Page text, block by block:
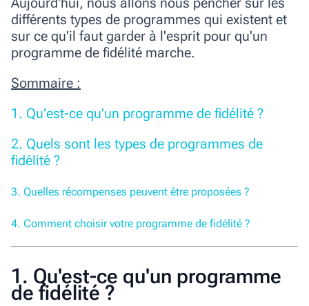
différents types de programmes qui existent et
sur ce qu'il faut garder à l'esprit pour qu'un
programme de fidélité marche.
Sommaire :
1. Qu'est-ce qu'un programme de fidélité ?
2. Quels sont les types de programmes de
fidélité ?
3. Quelles récompenses peuvent être proposées ?
4. Comment choisir votre programme de fidélité ?
1. Qu'est-ce qu'un programme
de fidélité ?